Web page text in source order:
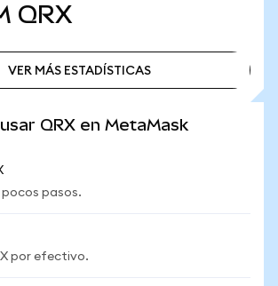
QRX
VER MÁS ESTADÍSTICAS
QRX en MetaMask
pocos pasos.
por efectivo.